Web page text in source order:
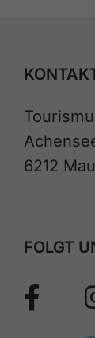
6212
FOLGT